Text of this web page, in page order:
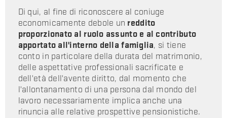
Di qui, al fine di riconoscere al coniuge
economicamente debole un reddito
proporzionato al ruolo assunto e al contributo
apportato all'interno della famiglia, si tiene
conto in particolare della durata del matrimonio,
delle aspettative professionali sacrificate e
dell'età dell'avente diritto, dal momento che
l'allontanamento di una persona dal mondo del
lavoro necessariamente implica anche una
rinuncia alle relative prospettive pensionistiche.